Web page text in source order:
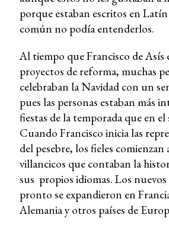
porque estaban escritos en
común no podía entenderlos.
Al tiempo que Francisco de Asís
proyectos de reforma, muchas
celebraban la Navidad con un
pues las personas estaban más
fiestas de la temporada que en el
Cuando Francisco inicia las
del pesebre, los fieles comienzan
villancicos que contaban la
sus propios idiomas. Los
pronto se expandieron en
Alemania y otros países de